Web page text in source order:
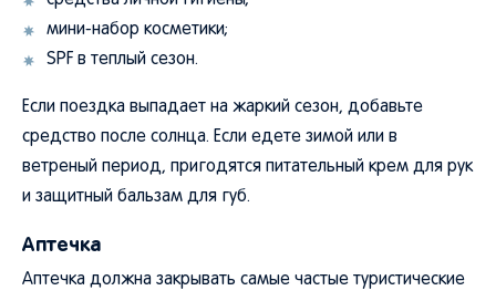
мини-набор косметики;
SPF в теплый сезон.
Если поездка выпадает на жаркий сезон, добавьте
средство после солнца. Если едете зимой или в
ветреный период, пригодятся питательный крем для рук
и защитный бальзам для губ.
Аптечка
Аптечка должна закрывать самые частые туристические